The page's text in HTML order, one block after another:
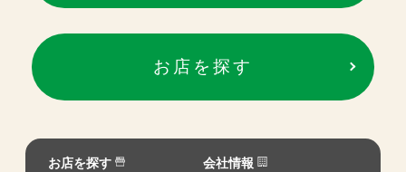
お店を探す
お店を探す
会社情報